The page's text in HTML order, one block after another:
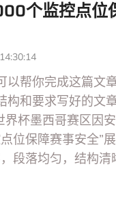
个监控点位
以帮你完成这篇文
构和要求写好的文
界杯墨西哥赛区因
位保障赛事安全”
段落均匀，结构清